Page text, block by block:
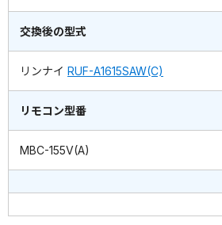
交換後の型式
リンナイ RUF-A1615SAW(C)
リモコン型番
MBC-155V(A)